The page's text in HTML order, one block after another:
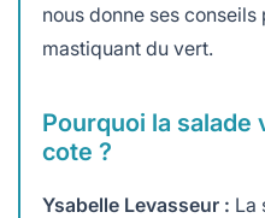
nous donne ses
mastiquant du vert.
Pourquoi la
cote ?
Ysabelle Levasseur : La